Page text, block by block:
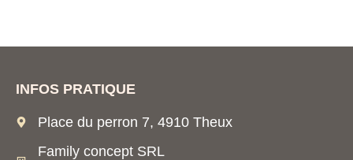
INFOS PRATIQUE
Place du perron 7, 4910 Theux
Family concept SRL